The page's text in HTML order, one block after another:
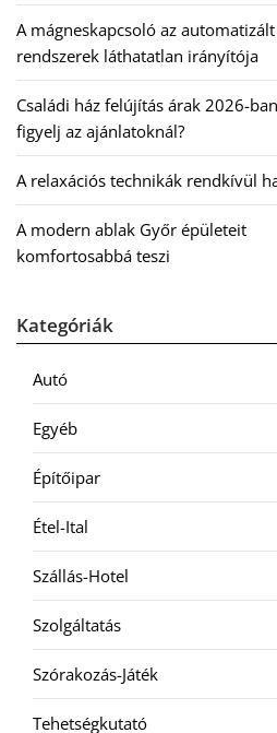
A mágneskapcsoló az automatizált
rendszerek láthatatlan irányítója
Családi ház felújítás árak 2026-
figyelj az ajánlatoknál?
A relaxációs technikák rendkívül
A modern ablak Győr épületeit
komfortosabbá teszi
Kategóriák
Autó
Egyéb
Építőipar
Étel-Ital
Szállás-Hotel
Szolgáltatás
Szórakozás-Játék
Tehetségkutató